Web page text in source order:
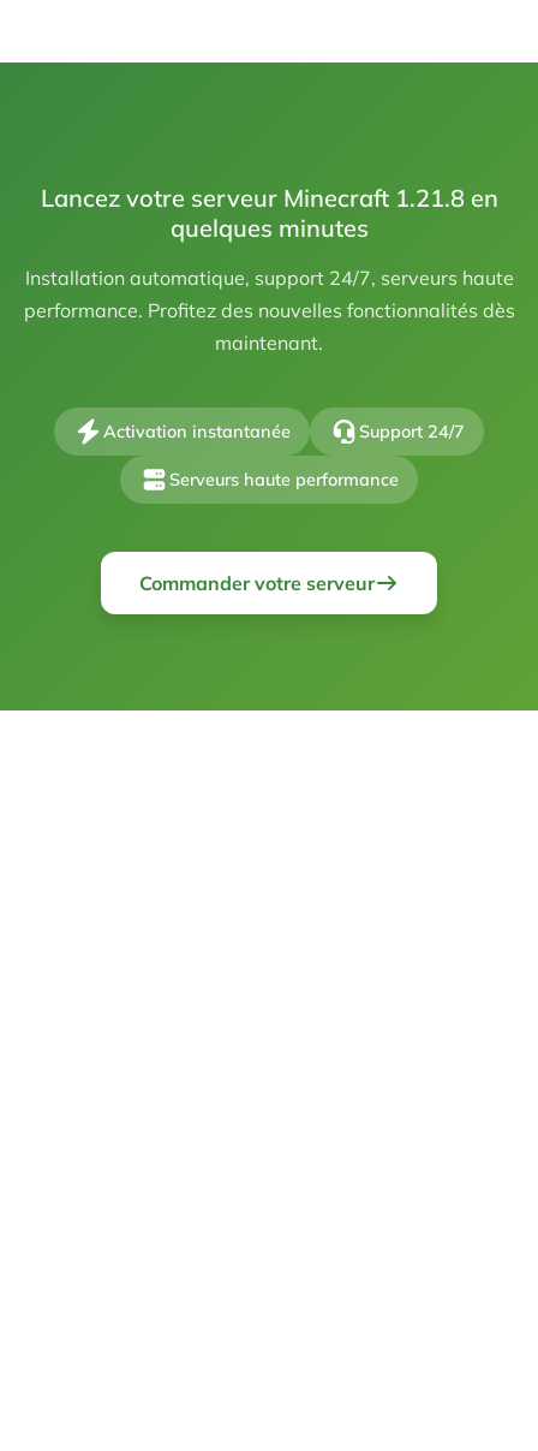
Lancez votre serveur Minecraft 1.21.8 en
quelques minutes
Installation automatique, support 24/7, serveurs haute
performance. Profitez des nouvelles fonctionnalités dès
maintenant.
Activation instantanée Support 24/7
Serveurs haute performance
Commander votre serveur